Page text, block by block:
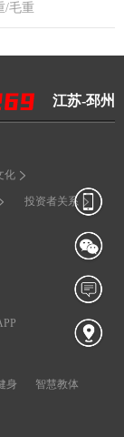
/毛重
江苏-邳州
化
投资者关系
身 智慧教体